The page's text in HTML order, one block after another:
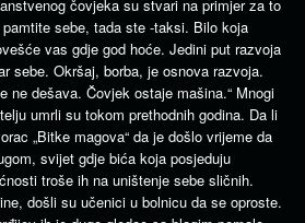
čovjeka su stvari na primjer za to
sebe, tada ste -taksi. Bilo koja
vas gdje god hoće. Jedini put razvoja
sebe. Okršaj, borba, je osnova razvoja.
ne dešava. Čovjek ostaje mašina.“ Mnogi
umrli su tokom prethodnih godina. Da li
„Bitke magova“ da je došlo vrijeme da
svijet gdje bića koja posjeduju
troše ih na uništenje sebe sličnih.
došli su učenici u bolnicu da se oproste.